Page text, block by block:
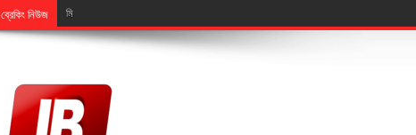
ব্রেকিং নিউজ মিডিয়ালিংক এর এমডি মুজিব ইসলামের মাতা মায়া